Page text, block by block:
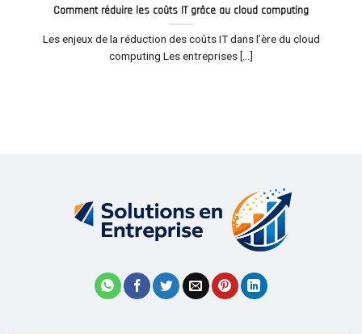
Comment réduire les coûts IT grâce au cloud computing
Les enjeux de la réduction des coûts IT dans l’ère du cloud
computing Les entreprises [...]